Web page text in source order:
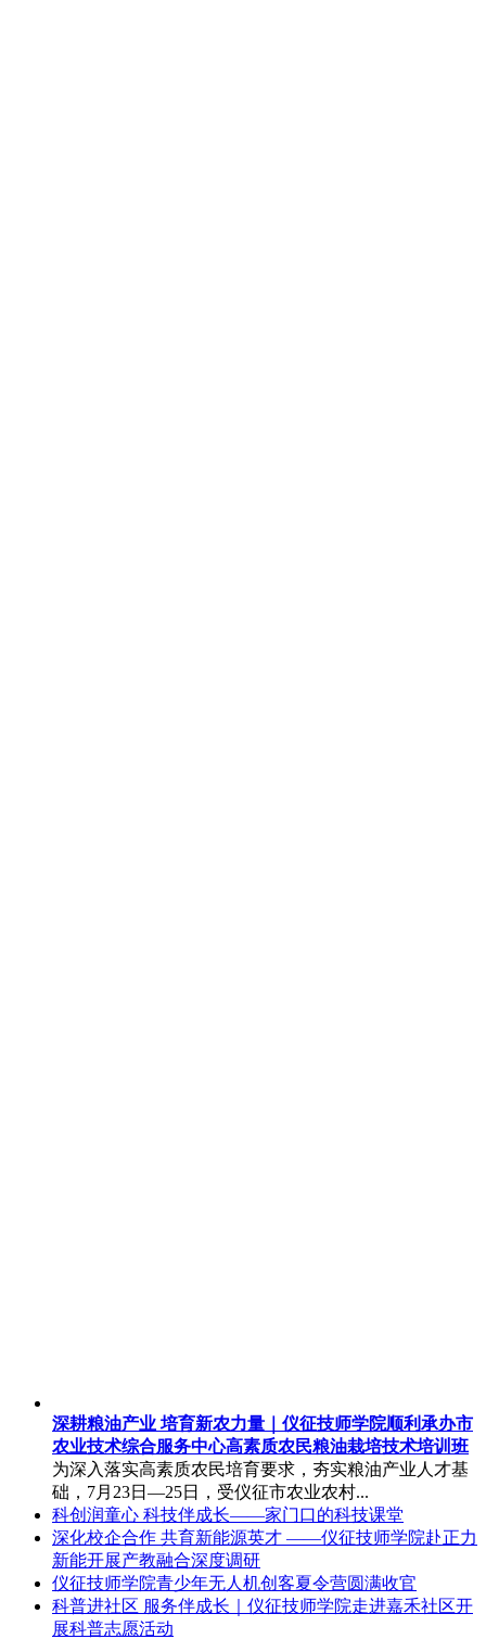
深耕粮油产业 培育新农力量｜仪征技师学院顺利承办市
农业技术综合服务中心高素质农民粮油栽培技术培训班
为深入落实高素质农民培育要求，夯实粮油产业人才基
础，7月23日—25日，受仪征市农业农村...
科创润童心 科技伴成长——家门口的科技课堂
深化校企合作 共育新能源英才 ——仪征技师学院赴正力
新能开展产教融合深度调研
仪征技师学院青少年无人机创客夏令营圆满收官
科普进社区 服务伴成长｜仪征技师学院走进嘉禾社区开
展科普志愿活动